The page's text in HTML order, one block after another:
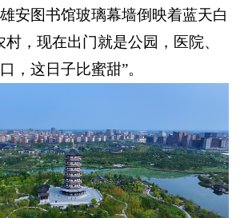
安图书馆玻璃幕墙倒映着蓝天白
村，现在出门就是公园，医院、
，这日子比蜜甜”。